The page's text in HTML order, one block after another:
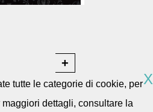
X
tutte le categorie di cookie, per
dettagli, consultare la